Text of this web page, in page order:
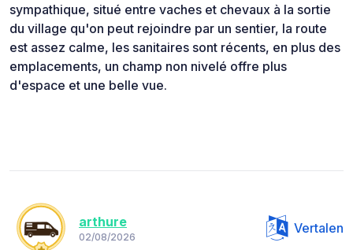
sympathique, situé entre vaches et chevaux à la sortie
du village qu'on peut rejoindre par un sentier, la route
est assez calme, les sanitaires sont récents, en plus des
emplacements, un champ non nivelé offre plus
d'espace et une belle vue.
arthure
02/08/2026
Vertalen